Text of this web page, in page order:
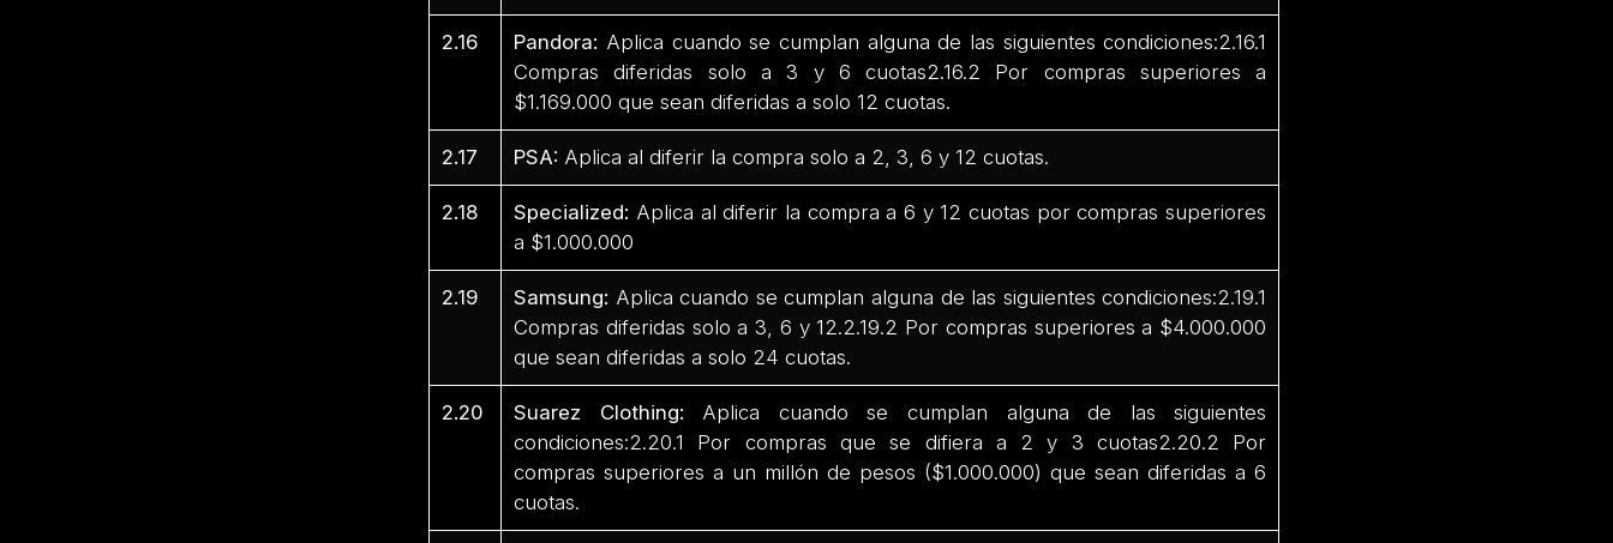
2.16 Pandora: Aplica cuando se cumplan alguna de las siguientes condiciones:2.16.1
Compras diferidas solo a 3 y 6 cuotas2.16.2 Por compras superiores a
$1.169.000 que sean diferidas a solo 12 cuotas.
2.17 PSA: Aplica al diferir la compra solo a 2, 3, 6 y 12 cuotas.
2.18 Specialized: Aplica al diferir la compra a 6 y 12 cuotas por compras superiores
a $1.000.000
2.19 Samsung: Aplica cuando se cumplan alguna de las siguientes condiciones:2.19.1
Compras diferidas solo a 3, 6 y 12.2.19.2 Por compras superiores a $4.000.000
que sean diferidas a solo 24 cuotas.
2.20 Suarez Clothing: Aplica cuando se cumplan alguna de las siguientes
condiciones:2.20.1 Por compras que se difiera a 2 y 3 cuotas2.20.2 Por
compras superiores a un millón de pesos ($1.000.000) que sean diferidas a 6
cuotas.